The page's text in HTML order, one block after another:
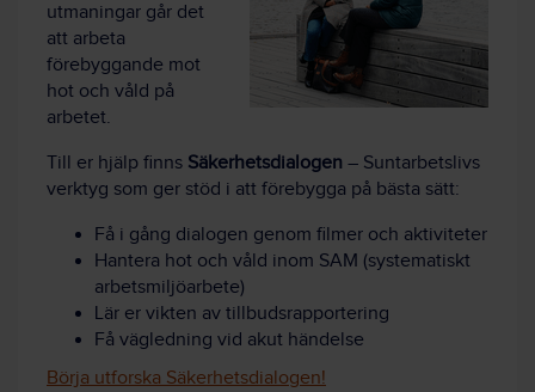
utmaningar går det
att arbeta
förebyggande mot
hot och våld på
arbetet.
Till er hjälp finns Säkerhetsdialogen – Suntarbetslivs
verktyg som ger stöd i att förebygga på bästa sätt:
Få i gång dialogen genom filmer och aktiviteter
Hantera hot och våld inom SAM (systematiskt
arbetsmiljöarbete)
Lär er vikten av tillbudsrapportering
Få vägledning vid akut händelse
Börja utforska Säkerhetsdialogen!